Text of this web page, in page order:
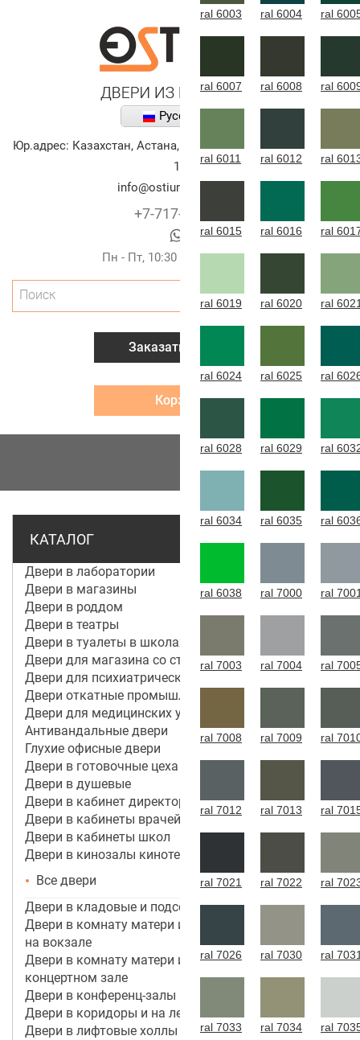
Русский
Юр.адрес: Казахстан, Астана,
улица Алихана Бокейханова,
10
info@ostium-doors.kz
+7-717-269-6131
Пн - Пт, 10:30 - 20:00 (г.Астана)
Поиск
Заказать звонок
Корзина
КАТАЛОГ
Двери в лаборатории
Двери в магазины
Двери в роддом
Двери в театры
Двери в туалеты в школах
Двери для магазина со стеклом
Двери для психиатрической больницы
Двери откатные промышленные
Двери для медицинских учреждений и больниц
Антивандальные двери
Глухие офисные двери
Двери в готовочные цеха
Двери в душевые
Двери в кабинет директора, руководителя
Двери в кабинеты врачей
Двери в кабинеты школ
Двери в кинозалы кинотеатров
Все двери
Двери в кладовые и подсобные помещения
Двери в комнату матери и ребенка в аэропорту,
на вокзале
Двери в комнату матери и ребенка в кинотеатре,
концертном зале
Двери в конференц-залы
Двери в коридоры и на лестничные марши
Двери в лифтовые холлы
ral 6003 ral 6004 ral
ral 6007 ral 6008 ral
ral 6011 ral 6012 ral
ral 6015 ral 6016 ral
ral 6019 ral 6020 ral
ral 6024 ral 6025 ral
ral 6028 ral 6029 ral
ral 6034 ral 6035 ral
ral 6038 ral 7000 ral
ral 7003 ral 7004 ral
ral 7008 ral 7009 ral
ral 7012 ral 7013 ral
ral 7021 ral 7022 ral
ral 7026 ral 7030 ral
ral 7033 ral 7034 ral